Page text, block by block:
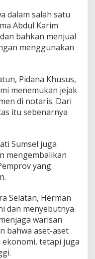
dalam salah satu
Abdul Karim
bahkan menjual
menggunakan
Pidana Khusus,
menemukan jejak
di notaris. Dari
itu sebenarnya
Sumsel juga
mengembalikan
yang
Selatan, Herman
dan menyebutnya
warisan
bahwa aset-aset
tetapi juga